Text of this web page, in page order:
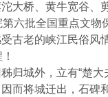
大桥、黄牛宽谷、
六批全国重点文物
古老的峡江民俗风
归城外，立有“楚
而将城迁出，石碑